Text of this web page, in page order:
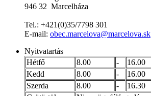
946 32 Marcelháza
Tel.: +421(0)35/7798 301
E-mail: obec.marcelova@marcelova.sk
Nyitvatartás
Hétfő
8.00 -
16.00
Kedd
8.00 -
16.00
Szerda
8.00 -
16.30